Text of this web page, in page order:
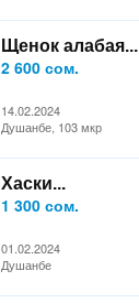
Щенок алабая...
2 600 сом.
14.02.2024
Душанбе, 103 мкр
Хаски...
1 300 сом.
01.02.2024
Душанбе